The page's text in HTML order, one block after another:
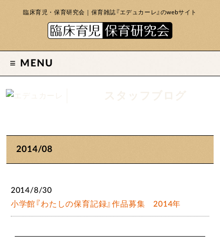
臨床育児・保育研究会｜保育雑誌『エデュカーレ』のwebサイト
MENU
2014/08
2014/8/30
小学館『わたしの保育記録』作品募集 2014年